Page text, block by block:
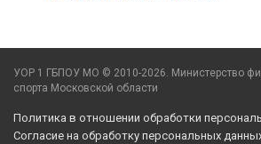
УОР 1 ГБПОУ МО © 2010-2026. Министерство
спорта Московской области
Политика в отношении обработки
Согласие на обработку персональных